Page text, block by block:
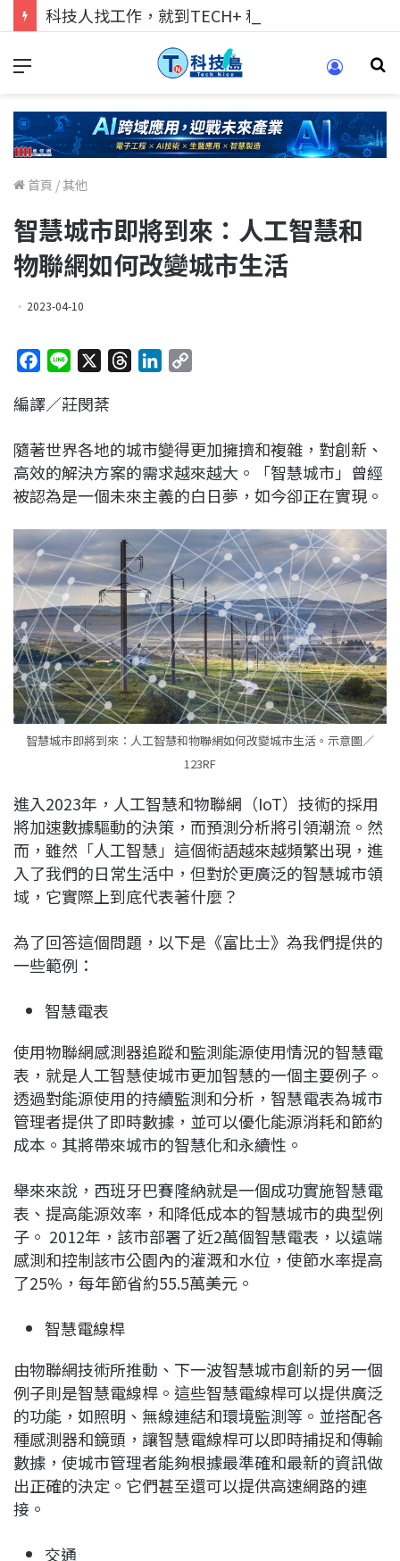
科技人找工作，就到TECH+ 科技專區!
首頁 /其他
智慧城市即將到來：人工智慧和
物聯網如何改變城市生活
2023-04-10
c
b
o
o
n
a
d
s
e
d
I
L
i
n
編譯／莊閔棻
隨著世界各地的城市變得更加擁擠和複雜，對創新、
高效的解決方案的需求越來越大。「智慧城市」曾經
被認為是一個未來主義的白日夢，如今卻正在實現。
智慧城市即將到來：人工智慧和物聯網如何改變城市生活。示意圖／
123RF
進入2023年，人工智慧和物聯網（IoT）技術的採用
將加速數據驅動的決策，而預測分析將引領潮流。然
而，雖然「人工智慧」這個術語越來越頻繁出現，進
入了我們的日常生活中，但對於更廣泛的智慧城市領
域，它實際上到底代表著什麼？
為了回答這個問題，以下是《富比士》為我們提供的
一些範例：
智慧電表
使用物聯網感測器追蹤和監測能源使用情況的智慧電
表，就是人工智慧使城市更加智慧的一個主要例子。
透過對能源使用的持續監測和分析，智慧電表為城市
管理者提供了即時數據，並可以優化能源消耗和節約
成本。其將帶來城市的智慧化和永續性。
舉來來說，西班牙巴賽隆納就是一個成功實施智慧電
表、提高能源效率，和降低成本的智慧城市的典型例
子。 2012年，該市部署了近2萬個智慧電表，以遠端
感測和控制該市公園內的灌溉和水位，使節水率提高
了25%，每年節省約55.5萬美元。
智慧電線桿
由物聯網技術所推動、下一波智慧城市創新的另一個
例子則是智慧電線桿。這些智慧電線桿可以提供廣泛
的功能，如照明、無線連結和環境監測等。並搭配各
種感測器和鏡頭，讓智慧電線桿可以即時捕捉和傳輸
數據，使城市管理者能夠根據最準確和最新的資訊做
出正確的決定。它們甚至還可以提供高速網路的連
接。
交通